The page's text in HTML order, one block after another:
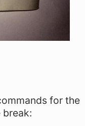
for the
break: